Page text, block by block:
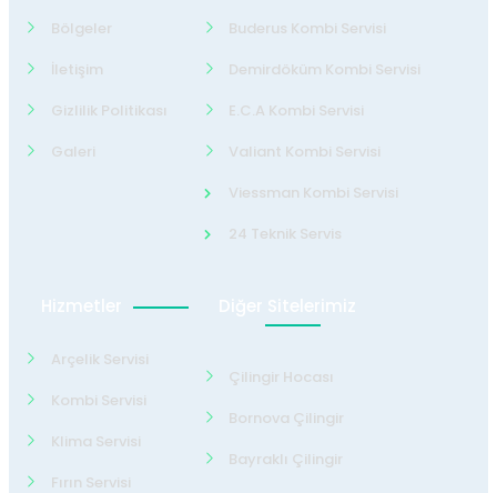
Bölgeler
İletişim
Gizlilik Politikası
Galeri
Buderus Kombi Servisi
Demirdöküm Kombi Servisi
E.C.A Kombi Servisi
Valiant Kombi Servisi
Viessman Kombi Servisi
24 Teknik Servis
Hizmetler
Arçelik Servisi
Kombi Servisi
Klima Servisi
Fırın Servisi
Diğer Sitelerimiz
Çilingir Hocası
Bornova Çilingir
Bayraklı Çilingir